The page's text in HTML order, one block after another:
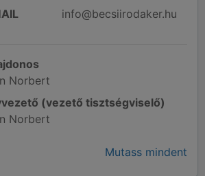
info@becsiirodaker.hu
Norbert
(vezető tisztségviselő)
Norbert
Mutass mindent